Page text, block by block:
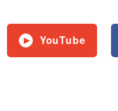
YouTube